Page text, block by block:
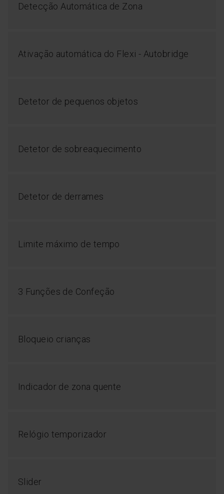
Detecção Automática de Zona
Ativação automática do Flexi - Autobridge
Detetor de pequenos objetos
Detetor de sobreaquecimento
Detetor de derrames
Limite máximo de tempo
3 Funções de Confeção
Bloqueio crianças
Indicador de zona quente
Relógio temporizador
Slider